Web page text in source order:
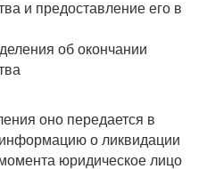
и предоставление его в
об окончании
оно передается в
информацию о ликвидации
юридическое лицо